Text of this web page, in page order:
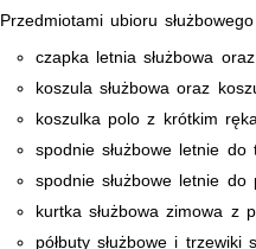
Przedmiotami ubioru
czapka letnia służbowa
koszula służbowa oraz
koszulka polo z krótkim
spodnie służbowe letnie
spodnie służbowe letnie do
kurtka służbowa zimowa z
półbuty służbowe i trzewiki